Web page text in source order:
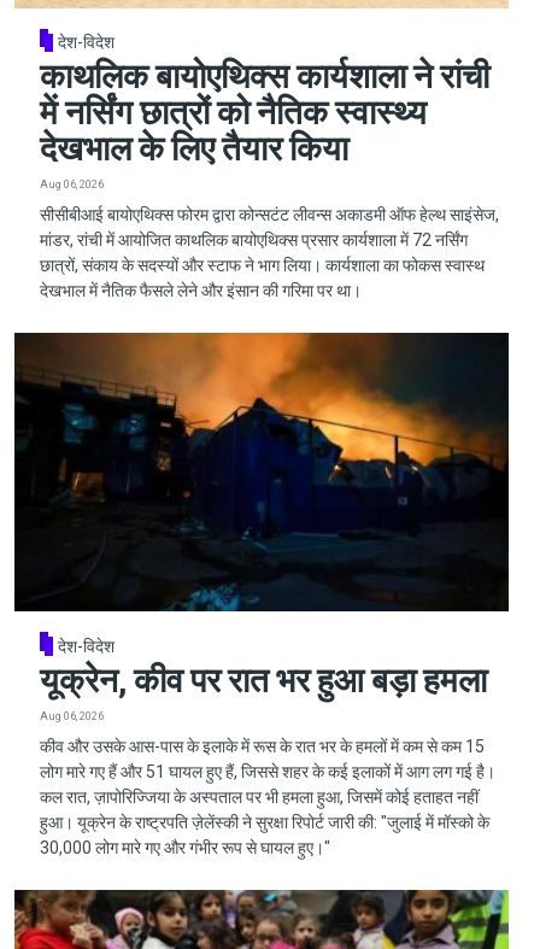
देश-विदेश
काथलिक बायोएथिक्स कार्यशाला ने रांची
में नर्सिंग छात्रों को नैतिक स्वास्थ्य
देखभाल के लिए तैयार किया
Aug 06, 2026
सीसीबीआई बायोएथिक्स फोरम द्वारा कोन्सटंट लीवन्स अकाडमी ऑफ हेल्थ साइंसेज,
मांडर, रांची में आयोजित काथलिक बायोएथिक्स प्रसार कार्यशाला में 72 नर्सिंग
छात्रों, संकाय के सदस्यों और स्टाफ ने भाग लिया। कार्यशाला का फोकस स्वास्थ
देखभाल में नैतिक फैसले लेने और इंसान की गरिमा पर था।
देश-विदेश
यूक्रेन, कीव पर रात भर हुआ बड़ा हमला
Aug 06, 2026
कीव और उसके आस-पास के इलाके में रूस के रात भर के हमलों में कम से कम 15
लोग मारे गए हैं और 51 घायल हुए हैं, जिससे शहर के कई इलाकों में आग लग गई है।
कल रात, ज़ापोरिज्जिया के अस्पताल पर भी हमला हुआ, जिसमें कोई हताहत नहीं
हुआ। यूक्रेन के राष्ट्रपति ज़ेलेंस्की ने सुरक्षा रिपोर्ट जारी की: "जुलाई में मॉस्को के
30,000 लोग मारे गए और गंभीर रूप से घायल हुए।"